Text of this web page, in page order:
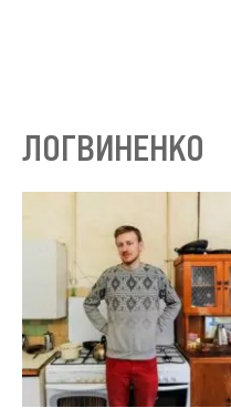
ЛОГВИНЕНКО